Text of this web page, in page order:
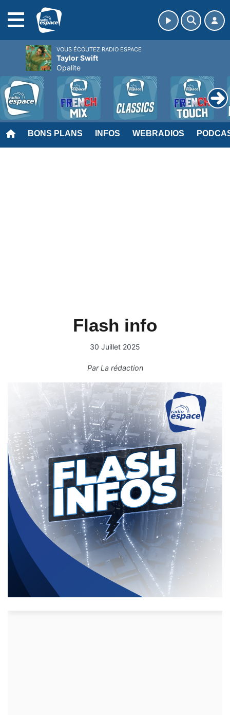
BONS PLANS INFOS WEBRADIOS
Flash info
30 Juillet 2025
ParLa rédaction
VOUS ÉCOUTEZ RADIO ESPACE
Taylor Swift
Opalite